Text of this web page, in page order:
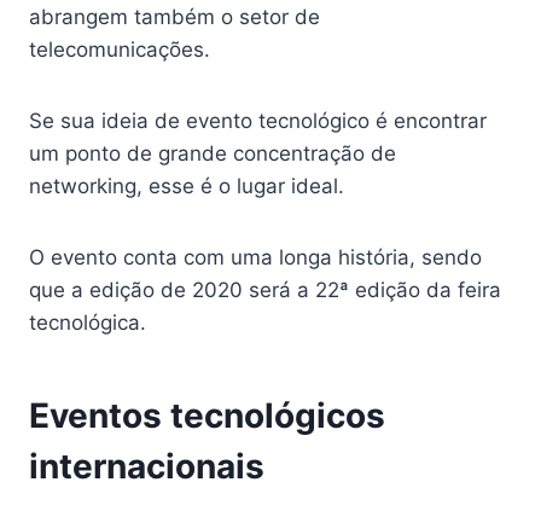
abrangem também o setor de
telecomunicações.
Se sua ideia de evento tecnológico é encontrar
um ponto de grande concentração de
networking, esse é o lugar ideal.
O evento conta com uma longa história, sendo
que a edição de 2020 será a 22ª edição da feira
tecnológica.
Eventos tecnológicos
internacionais